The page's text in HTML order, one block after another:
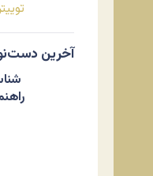
آخرین